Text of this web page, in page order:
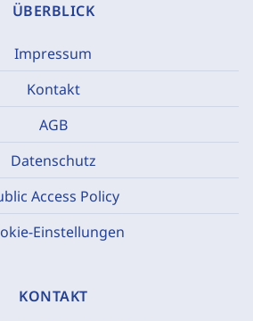
ÜBERBLICK
Impressum
Kontakt
AGB
Datenschutz
Access Policy
Einstellungen
KONTAKT